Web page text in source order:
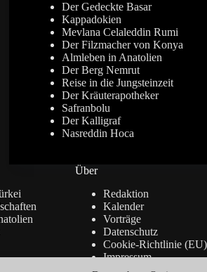
Der Gedeckte Basar
Kappadokien
Mevlana Celaleddin Rumi
Der Filzmacher von Konya
Almleben in Anatolien
Der Berg Nemrut
Reise in die Jungsteinzeit
Der Kräuterapotheker
Safranbolu
Der Kalligraf
Nasreddin Hoca
Über
Redaktion
Kalender
Vorträge
Datenschutz
Cookie-Richtlinie (EU)
Impressum